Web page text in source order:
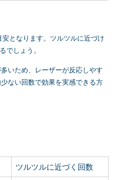
となります。ツルツルに近づけ
でしょう。
いため、レーザーが反応しやす
ない回数で効果を実感できる方
ツルツルに近づく回数